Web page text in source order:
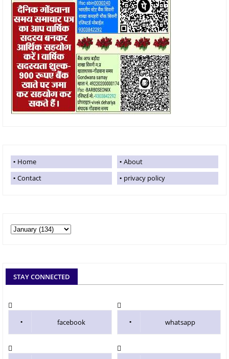
Home
About
Contact
privacy policy
STAY CONNECTED
facebook whatsapp